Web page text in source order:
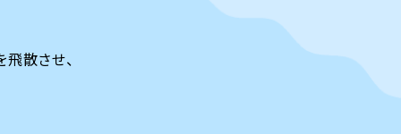
散させ、